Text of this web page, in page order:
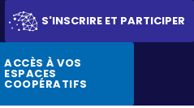
S'INSCRIRE ET PARTICIPER
ACCÈS À VOS
ESPACES
COOPÉRATIFS